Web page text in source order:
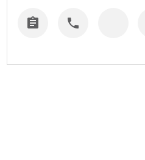
 